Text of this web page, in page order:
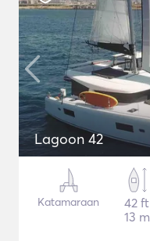
Lagoon 42
Katamaraan
42 ft
13 m